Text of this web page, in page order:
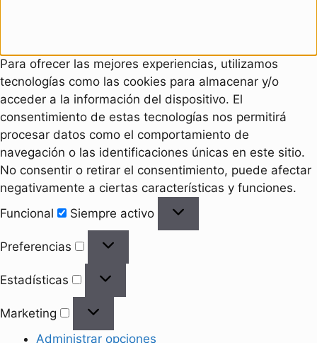
Para ofrecer las mejores experiencias, utilizamos
tecnologías como las cookies para almacenar y/o
acceder a la información del dispositivo. El
consentimiento de estas tecnologías nos permitirá
procesar datos como el comportamiento de
navegación o las identificaciones únicas en este sitio.
No consentir o retirar el consentimiento, puede afectar
negativamente a ciertas características y funciones.
Funcional
Siempre activo
Preferencias
Estadísticas
Marketing
Administrar opciones